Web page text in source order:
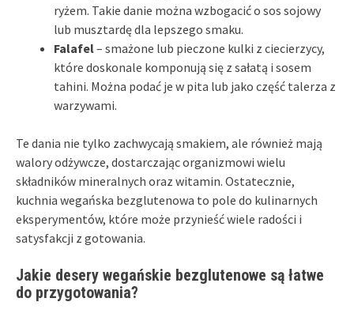
ryżem. Takie danie można wzbogacić o sos sojowy
lub musztardę dla lepszego smaku.
Falafel– smażone lub pieczone kulki z ciecierzycy,
które doskonale komponują się z sałatą i sosem
tahini. Można podać je w pita lub jako część talerza z
warzywami.
Te dania nie tylko zachwycają smakiem, ale również mają
walory odżywcze, dostarczając organizmowi wielu
składników mineralnych oraz witamin. Ostatecznie,
kuchnia wegańska bezglutenowa to pole do kulinarnych
eksperymentów, które może przynieść wiele radości i
satysfakcji z gotowania.
Jakie desery wegańskie bezglutenowe są łatwe
do przygotowania?